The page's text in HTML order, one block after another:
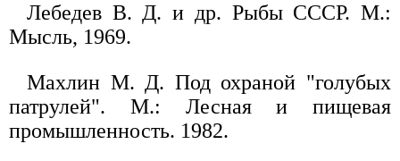
Лебедев В. Д. и др. Рыбы СССР. М.:
Мысль, 1969.
Махлин М. Д. Под охраной "голубых
патрулей". М.: Лесная и пищевая
промышленность. 1982.